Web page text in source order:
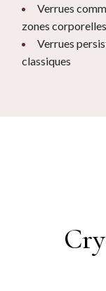
Verrues
zones corporelles
Verrues
classiques